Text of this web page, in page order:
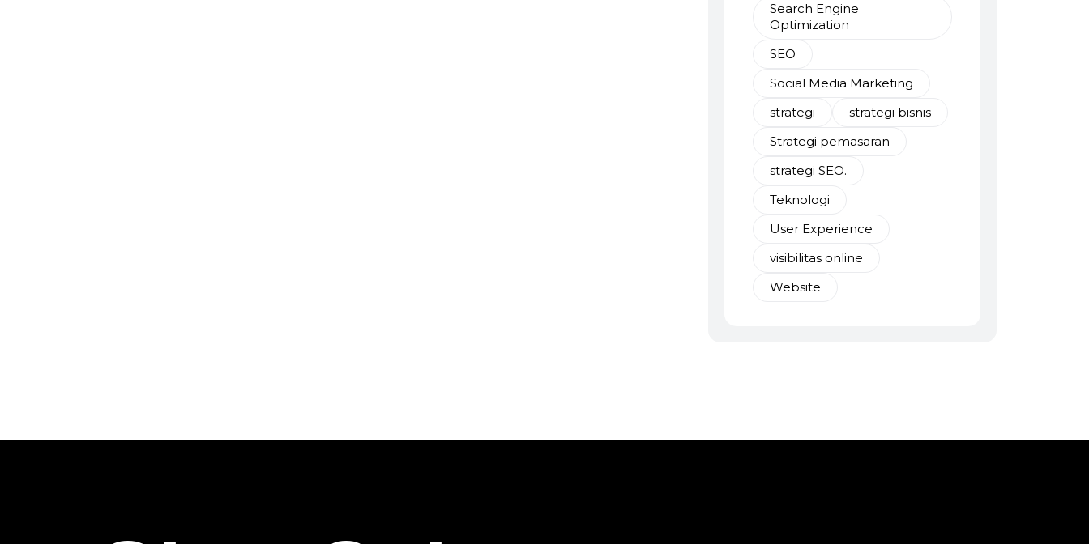
Search Engine
Optimization
SEO
Social Media Marketing
strategi
strategi bisnis
Strategi pemasaran
strategi SEO.
Teknologi
User Experience
visibilitas online
Website